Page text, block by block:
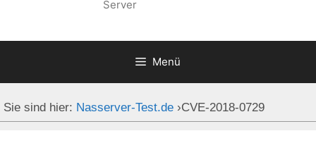
Server
Menü
Sie sind hier: Nasserver-Test.de ›CVE-2018-0729